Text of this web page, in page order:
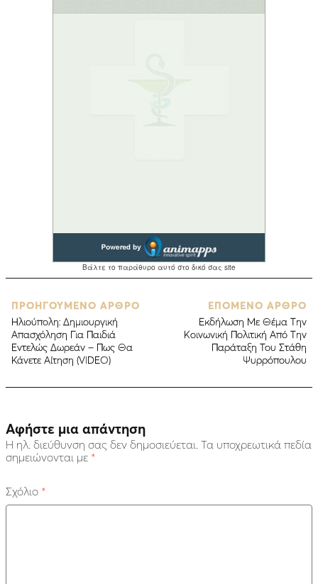
ΠΡΟΗΓΟΥΜΕΝΟ ΑΡΘΡΟ
Ηλιούπολη: Δημιουργική
Απασχόληση Για Παιδιά
Εντελώς Δωρεάν – Πως Θα
Κάνετε Αίτηση (VIDEO)
ΕΠΟΜΕΝΟ ΑΡΘΡΟ
Εκδήλωση Με Θέμα Την
Κοινωνική Πολιτική Aπό Την
Παράταξη Του Στάθη
Ψυρρόπουλου
Αφήστε μια απάντηση
Η ηλ. διεύθυνση σας δεν δημοσιεύεται. Τα υποχρεωτικά πεδία
σημειώνονται με *
Σχόλιο *